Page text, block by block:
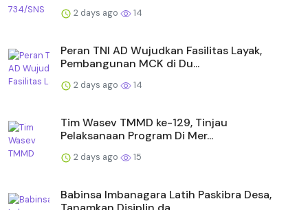
2 days ago 14
Peran TNI AD Wujudkan Fasilitas Layak,
Pembangunan MCK di Du...
2 days ago 14
Tim Wasev TMMD ke-129, Tinjau
Pelaksanaan Program Di Mer...
2 days ago 15
Babinsa Imbanagara Latih Paskibra Desa,